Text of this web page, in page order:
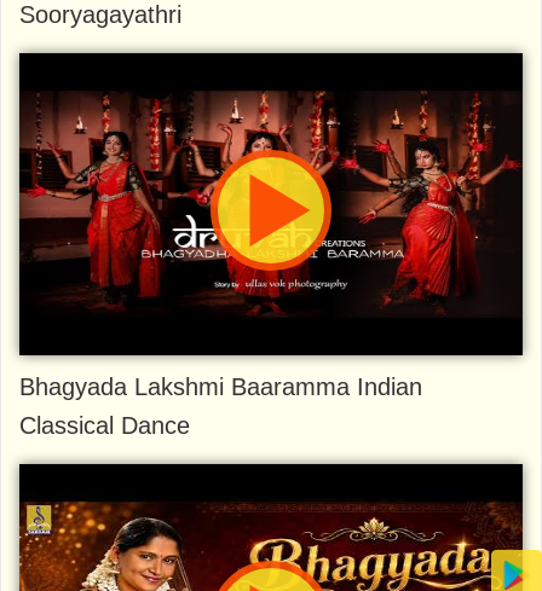
Sooryagayathri
Bhagyada Lakshmi Baaramma Indian
Classical Dance